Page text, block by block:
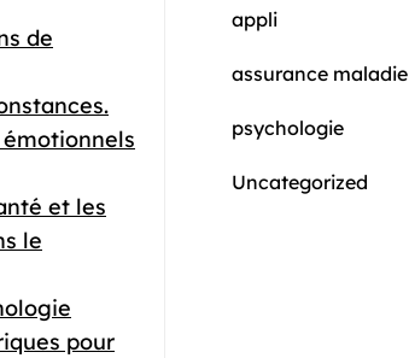
de
et les
le
pour
appli
assurance maladie
psychologie
Uncategorized